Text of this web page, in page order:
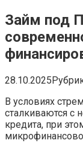
Займ под
28.10.2025
В условиях
сталкиваются с
кредита, при